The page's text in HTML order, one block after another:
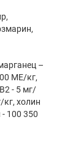
–
МЕ/кг,
- 5 мг/
кг, холин
100 350